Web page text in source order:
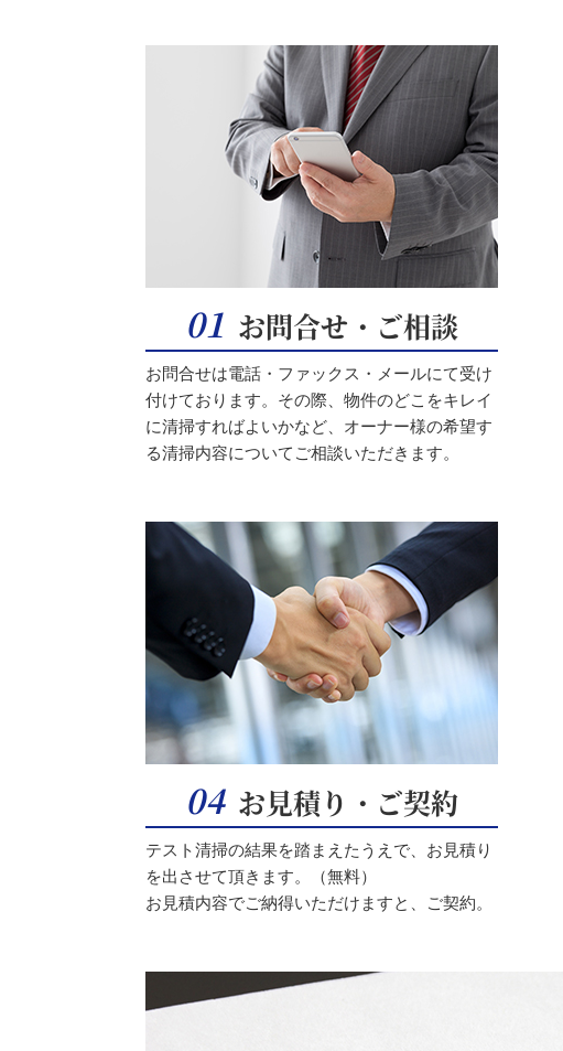
01 お問合せ・ご相談
お問合せは電話・ファックス・メールにて受け
付けております。その際、物件のどこをキレイ
に清掃すればよいかなど、オーナー様の希望す
る清掃内容についてご相談いただきます。
04 お見積り・ご契約
テスト清掃の結果を踏まえたうえで、お見積り
を出させて頂きます。（無料）
お見積内容でご納得いただけますと、ご契約。